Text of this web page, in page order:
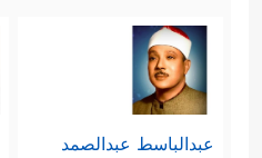
عبدالباسط عبدالصمد